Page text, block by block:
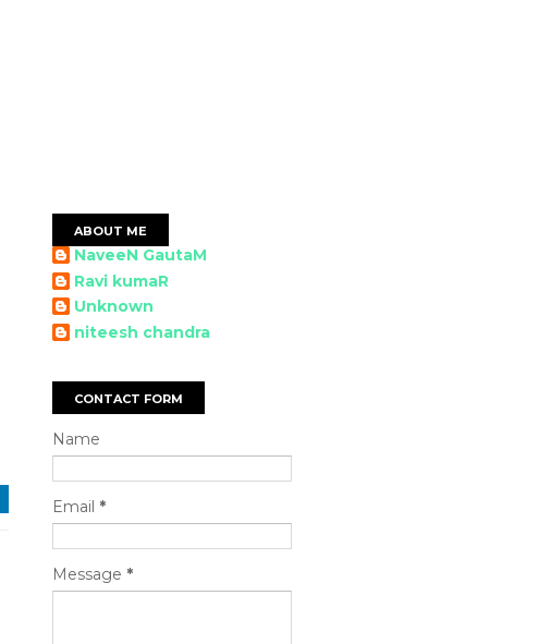
ABOUT ME
NaveeN GautaM
Ravi kumaR
Unknown
niteesh chandra
CONTACT FORM
Name
Email *
Message *